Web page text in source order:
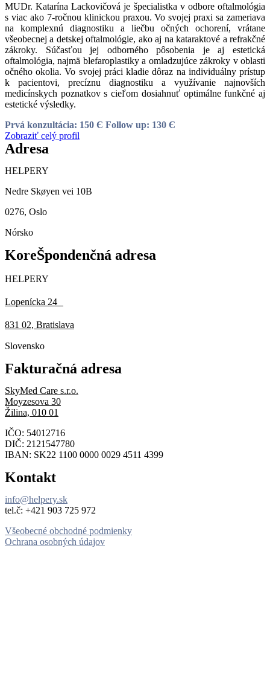
MUDr. Katarína Lackovičová je špecialistka v odbore oftalmológia
s viac ako 7-ročnou klinickou praxou. Vo svojej praxi sa zameriava
na komplexnú diagnostiku a liečbu očných ochorení, vrátane
všeobecnej a detskej oftalmológie, ako aj na kataraktové a refrakčné
zákroky. Súčasťou jej odborného pôsobenia je aj estetická
oftalmológia, najmä blefaroplastiky a omladzujúce zákroky v oblasti
očného okolia. Vo svojej práci kladie dôraz na individuálny prístup
k pacientovi, precíznu diagnostiku a využívanie najnovších
medicínskych poznatkov s cieľom dosiahnuť optimálne funkčné aj
estetické výsledky.
Prvá konzultácia: 150 Є Follow up: 130 Є
Zobraziť celý profil
Adresa
HELPERY
Nedre Skøyen vei 10B
0276, Oslo
Nórsko
KoreŠpondenčná adresa
HELPERY
Lopenícka 24
831 02, Bratislava
Slovensko
Fakturačná adresa
SkyMed Care s.r.o.
Moyzesova 30
Žilina, 010 01
IČO: 54012716
DIČ: 2121547780
IBAN: SK22 1100 0000 0029 4511 4399
Kontakt
info@helpery.sk
tel.č: ‪+421 903 725 972
Všeobecné obchodné podmienky
Ochrana osobných údajov